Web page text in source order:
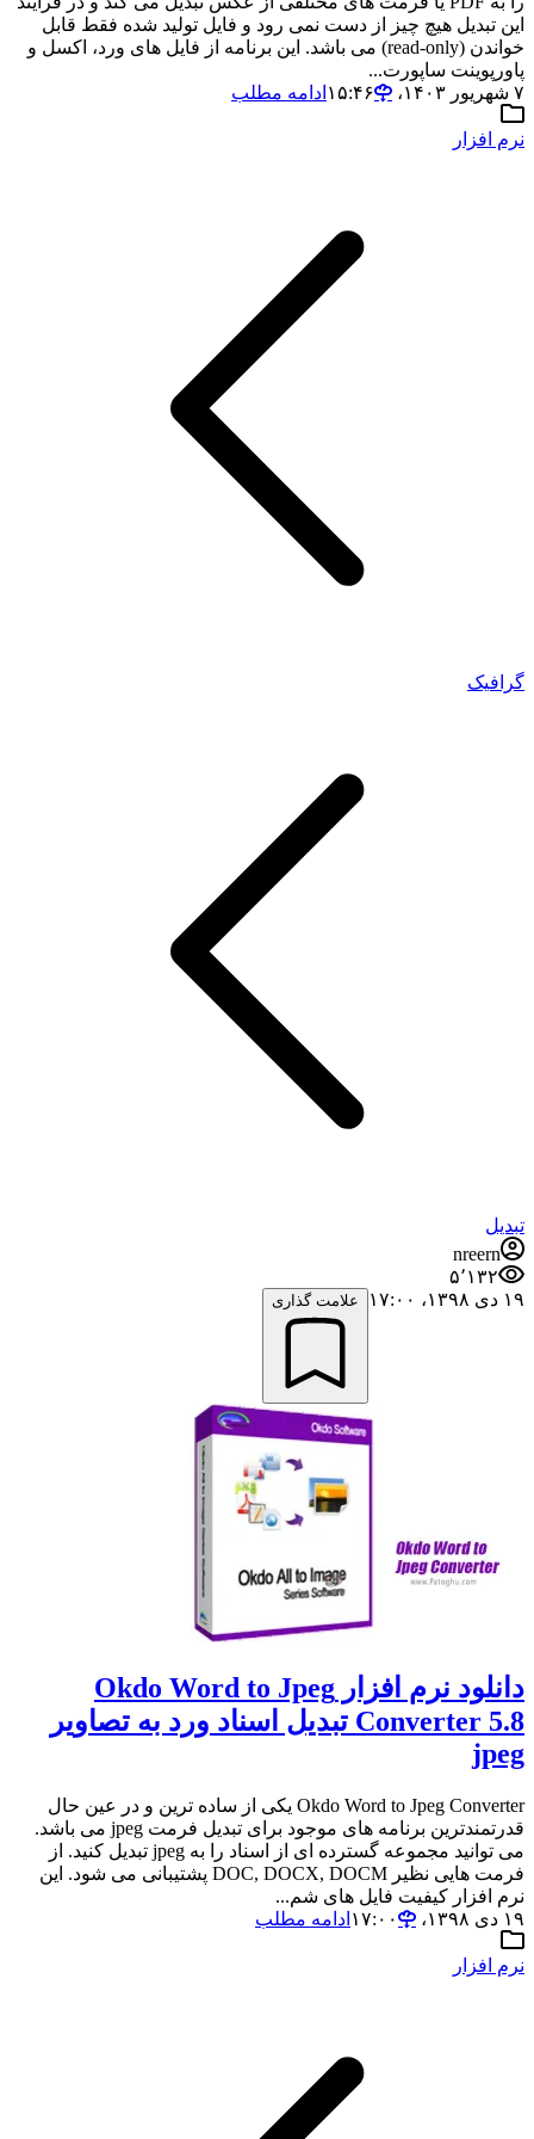
این تبدیل هیچ چیز از دست نمی رود و فایل تولید شده فقط قابل
خواندن (read-only) می باشد. این برنامه از فایل های ورد، اکسل و
پاورپوینت ساپورت...
۷ شهریور ۱۴۰۳،‏ ۱۵:۴۶
ادامه مطلب
نرم افزار
گرافیک
تبدیل
nreern
۵٬۱۳۲
۱۹ دی ۱۳۹۸،‏ ۱۷:۰۰
علامت گذاری
دانلود نرم افزار Okdo Word to Jpeg
Converter 5.8 تبدیل اسناد ورد به تصاویر
jpeg
Okdo Word to Jpeg Converter یکی از ساده ترین و در عین حال
قدرتمندترین برنامه های موجود برای تبدیل فرمت jpeg می باشد.
می توانید مجموعه گسترده ای از اسناد را به jpeg تبدیل کنید. از
فرمت هایی نظیر DOC, DOCX, DOCM پشتیبانی می شود. این
نرم افزار کیفیت فایل های شم...
۱۹ دی ۱۳۹۸،‏ ۱۷:۰۰
ادامه مطلب
نرم افزار